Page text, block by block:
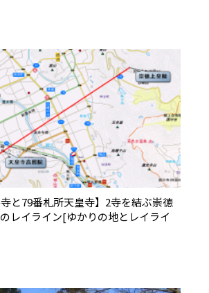
寺と79番札所天皇寺】2寺を結ぶ崇徳
レイライン[ゆかりの地とレイライ